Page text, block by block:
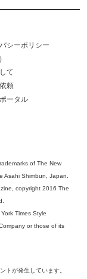
シーポリシー
て
頼
ータル
of The New
Asahi Shimbun, Japan.
copyright 2016 The
Times Style
or those of its
トが発生しています。